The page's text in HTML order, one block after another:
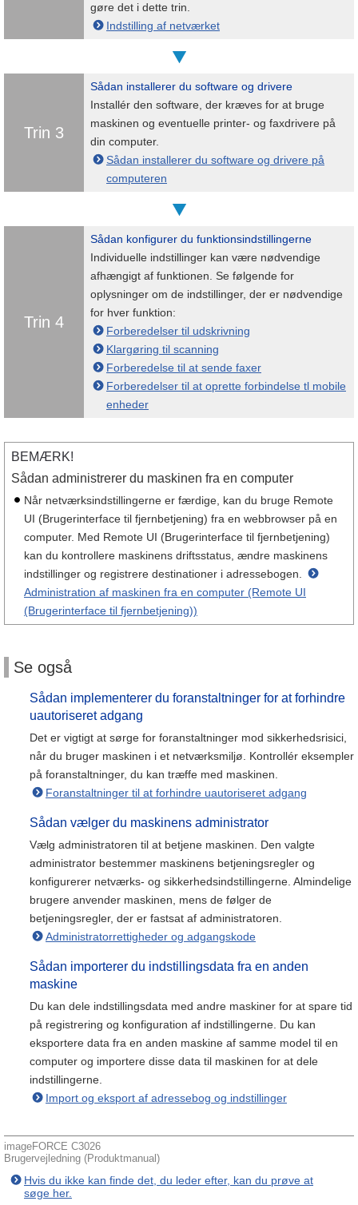
gøre det i dette trin.
Indstilling af netværket
Trin 3
Sådan installerer du software og drivere
Installér den software, der kræves for at bruge
maskinen og eventuelle printer- og faxdrivere på
din computer.
Sådan installerer du software og drivere på
computeren
Trin 4
Sådan konfigurer du funktionsindstillingerne
Individuelle indstillinger kan være nødvendige
afhængigt af funktionen. Se følgende for
oplysninger om de indstillinger, der er nødvendige
for hver funktion:
Forberedelser til udskrivning
Klargøring til scanning
Forberedelse til at sende faxer
Forberedelser til at oprette forbindelse tl mobile
enheder
BEMÆRK!
Sådan administrerer du maskinen fra en computer
Når netværksindstillingerne er færdige, kan du bruge Remote
UI (Brugerinterface til fjernbetjening) fra en webbrowser på en
computer. Med Remote UI (Brugerinterface til fjernbetjening)
kan du kontrollere maskinens driftsstatus, ændre maskinens
indstillinger og registrere destinationer i adressebogen.
Administration af maskinen fra en computer (Remote UI
(Brugerinterface til fjernbetjening))
Se også
Sådan implementerer du foranstaltninger for at forhindre
uautoriseret adgang
Det er vigtigt at sørge for foranstaltninger mod sikkerhedsrisici,
når du bruger maskinen i et netværksmiljø. Kontrollér eksempler
på foranstaltninger, du kan træffe med maskinen.
Foranstaltninger til at forhindre uautoriseret adgang
Sådan vælger du maskinens administrator
Vælg administratoren til at betjene maskinen. Den valgte
administrator bestemmer maskinens betjeningsregler og
konfigurerer netværks- og sikkerhedsindstillingerne. Almindelige
brugere anvender maskinen, mens de følger de
betjeningsregler, der er fastsat af administratoren.
Administratorrettigheder og adgangskode
Sådan importerer du indstillingsdata fra en anden
maskine
Du kan dele indstillingsdata med andre maskiner for at spare tid
på registrering og konfiguration af indstillingerne. Du kan
eksportere data fra en anden maskine af samme model til en
computer og importere disse data til maskinen for at dele
indstillingerne.
Import og eksport af adressebog og indstillinger
imageFORCE C3026
Brugervejledning (Produktmanual)
Hvis du ikke kan finde det, du leder efter, kan du prøve at
søge her.